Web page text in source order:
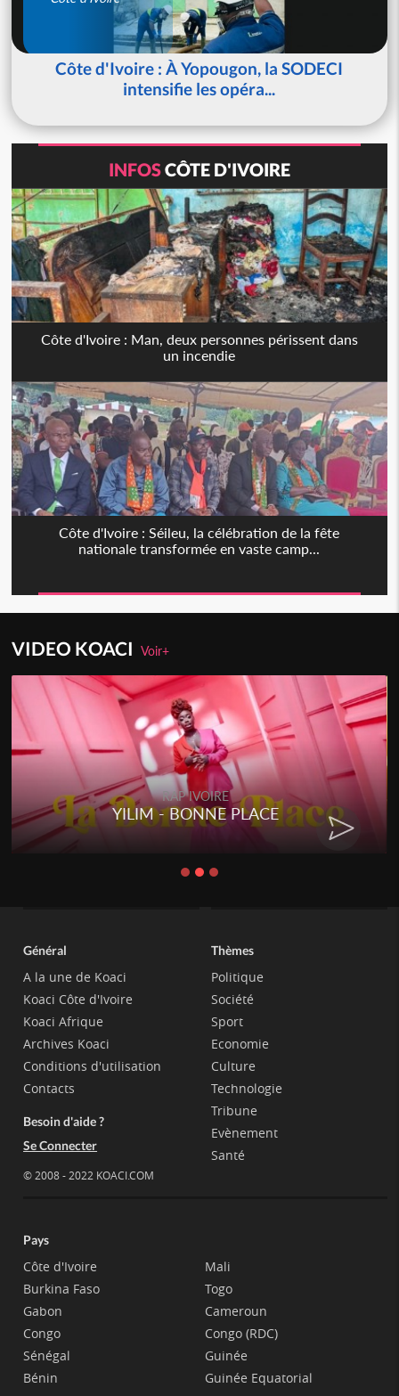
Côte d'Ivoire : À Yopougon, la SODECI
intensifie les opéra...
INFOSCÔTE D'IVOIRE
Côte d'Ivoire : Man, deux personnes périssent dans
un incendie
Côte d'Ivoire : Séileu, la célébration de la fête
nationale transformée en vaste camp...
VIDEO KOACIVoir+
RAP IVOIRE
YILIM - BONNE PLACE
Général
A la une de Koaci
Koaci Côte d'Ivoire
Koaci Afrique
Archives Koaci
Conditions d'utilisation
Contacts
Besoin d'aide ?
Se Connecter
© 2008 - 2022 KOACI.COM
Thèmes
Politique
Société
Sport
Economie
Culture
Technologie
Tribune
Evènement
Santé
Pays
Côte d'Ivoire
Burkina Faso
Gabon
Congo
Sénégal
Bénin
Mali
Togo
Cameroun
Congo (RDC)
Guinée
Guinée Equatorial